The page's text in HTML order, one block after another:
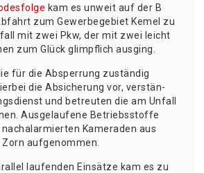
kam es unweit auf der B
zum Gewer­be­ge­biet Kemel zu
mit zwei Pkw, der mit zwei leicht
zum Glück glimpf­lich ausging.
für die Absper­rung zustän­dig
die Absi­che­rung vor, ver­stän­
und betreu­ten die am Unfall
Aus­ge­lau­fe­ne Betriebs­stof­fe
Kame­ra­den aus
aufgenommen.
lau­fen­den Ein­sät­ze kam es zu